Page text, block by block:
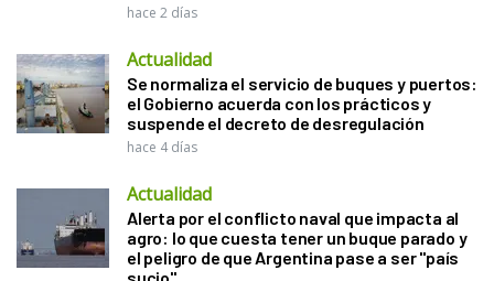
hace 2 días
Actualidad
Se normaliza el servicio de buques y puertos:
el Gobierno acuerda con los prácticos y
suspende el decreto de desregulación
hace 4 días
Actualidad
Alerta por el conflicto naval que impacta al
agro: lo que cuesta tener un buque parado y
el peligro de que Argentina pase a ser "país